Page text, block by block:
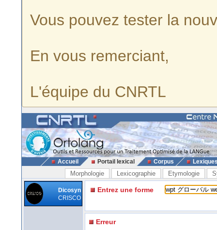
Vous pouvez tester la
En vous remerciant,
L'équipe du CNRTL
Accueil Portail lexical Corpus
Morphologie Lexicographie Etymologie
Dicosyn
CRISCO
Entrez une forme
Erreur